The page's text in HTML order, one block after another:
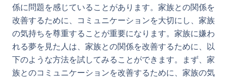
係に問題を感じていることがあります。家族との関係を
改善するために、コミュニケーションを大切にし、家族
の気持ちを尊重することが重要になります。家族に嫌わ
れる夢を見た人は、家族との関係を改善するために、以
下のような方法を試してみることができます。まず、家
族とのコミュニケーションを改善するために、家族の気